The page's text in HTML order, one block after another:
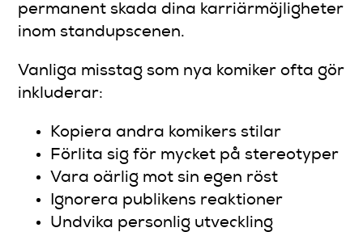
permanent skada dina karriärmöjligheter
inom standupscenen.
Vanliga misstag som nya komiker ofta gör
inkluderar:
Kopiera andra komikers stilar
Förlita sig för mycket på stereotyper
Vara oärlig mot sin egen röst
Ignorera publikens reaktioner
Undvika personlig utveckling